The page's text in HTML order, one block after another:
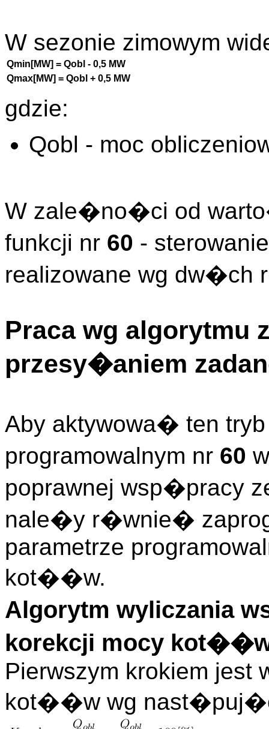
W sezonie zimowym
Qmin[MW] = Qobl - 0,5 MW
Qmax[MW] = Qobl + 0,5 MW
gdzie:
Qobl - moc
W zale�no�ci od
funkcji nr 60 -
realizowane wg
Praca wg algorytmu
przesy�aniem
Aby aktywowa� ten
programowalnym nr 60
poprawnej wsp�pracy
nale�y r�wnie�
parametrze
kot��w.
Algorytm wyliczania
korekcji mocy
Pierwszym krokiem jest
kot��w wg